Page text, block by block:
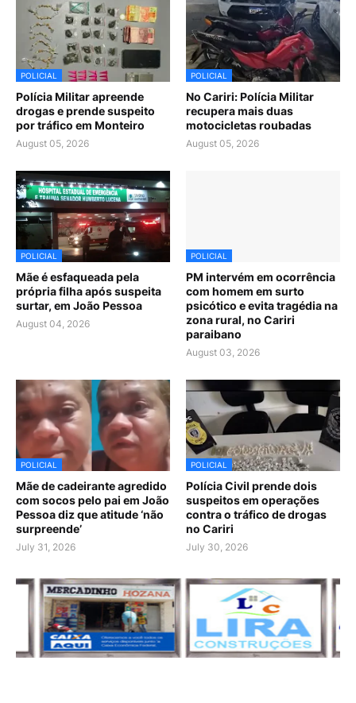
POLICIAL
Polícia Militar apreende
drogas e prende suspeito
por tráfico em Monteiro
August 05, 2026
POLICIAL
No Cariri: Polícia Militar
recupera mais duas
motocicletas roubadas
August 05, 2026
POLICIAL
Mãe é esfaqueada pela
própria filha após suspeita
surtar, em João Pessoa
August 04, 2026
POLICIAL
PM intervém em ocorrência
com homem em surto
psicótico e evita tragédia na
zona rural, no Cariri
paraibano
August 03, 2026
POLICIAL
Mãe de cadeirante agredido
com socos pelo pai em João
Pessoa diz que atitude ‘não
surpreende’
July 31, 2026
POLICIAL
Polícia Civil prende dois
suspeitos em operações
contra o tráfico de drogas
no Cariri
July 30, 2026